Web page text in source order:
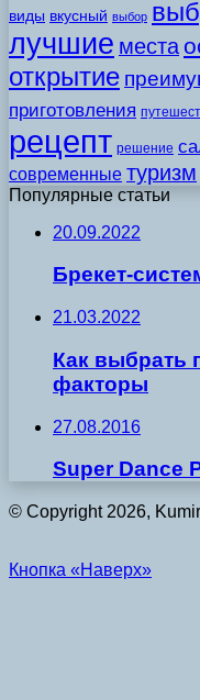
виды вкусный выбор
лучшие места
открытие
приготовления
рецепт решение
современные туризм
Популярные статьи
20.09.2022
Брекет-
21.03.2022
Как выбрать
факторы
27.08.2016
Super Dance
© Copyright 2026,
Кнопка «Наверх»